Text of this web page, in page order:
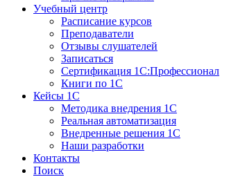
Учебный центр
Расписание курсов
Преподаватели
Отзывы слушателей
Записаться
Сертификация 1С:Профессионал
Книги по 1С
Кейсы 1С
Методика внедрения 1С
Реальная автоматизация
Внедренные решения 1С
Наши разработки
Контакты
Поиск